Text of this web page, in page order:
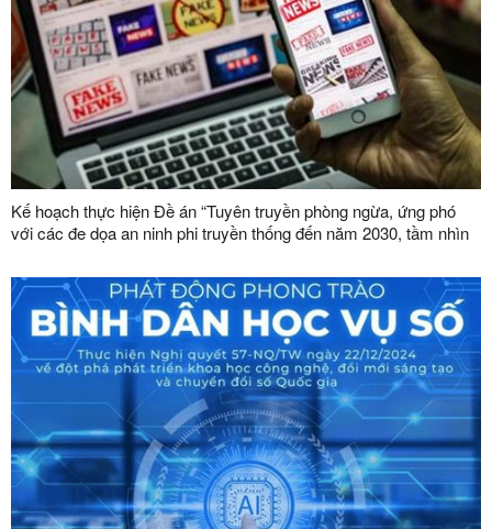
Kế hoạch thực hiện Đề án “Tuyên truyền phòng ngừa, ứng phó
với các đe dọa an ninh phi truyền thống đến năm 2030, tầm nhìn